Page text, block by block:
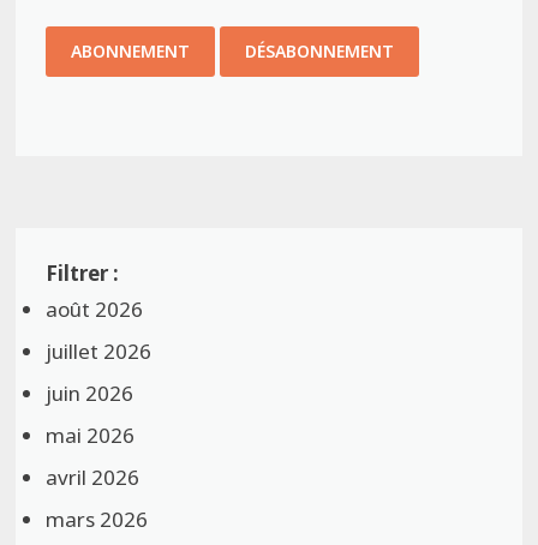
août 2026
juillet 2026
juin 2026
mai 2026
avril 2026
mars 2026